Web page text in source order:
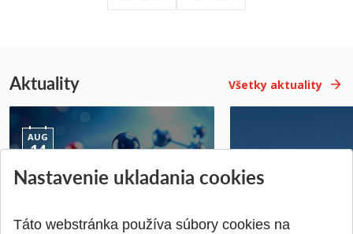
Aktuality Všetky aktuality
AUG
14
Jednodňová letná škola na
Letná prevádzka
Nastavenie ukladania cookies
Táto webstránka používa súbory cookies na